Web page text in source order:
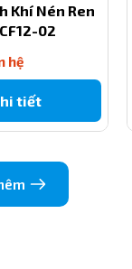
trong
Khí Nén Ren
02
hệ
tiết